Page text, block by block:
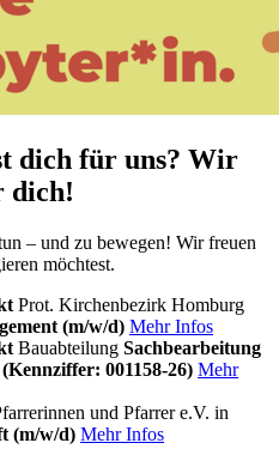
dich für uns? Wir
dich!
– und zu bewegen! Wir freuen
möchtest.
Prot. Kirchenbezirk Homburg
(m/w/d) Mehr Infos
Bauabteilung Sachbearbeitung
001158-26) Mehr
und Pfarrer e.V. in
(m/w/d) Mehr Infos